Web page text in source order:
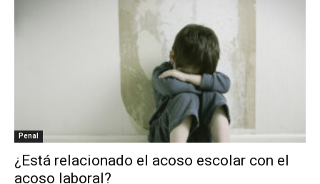
Penal
¿Está relacionado el acoso escolar con el
acoso laboral?